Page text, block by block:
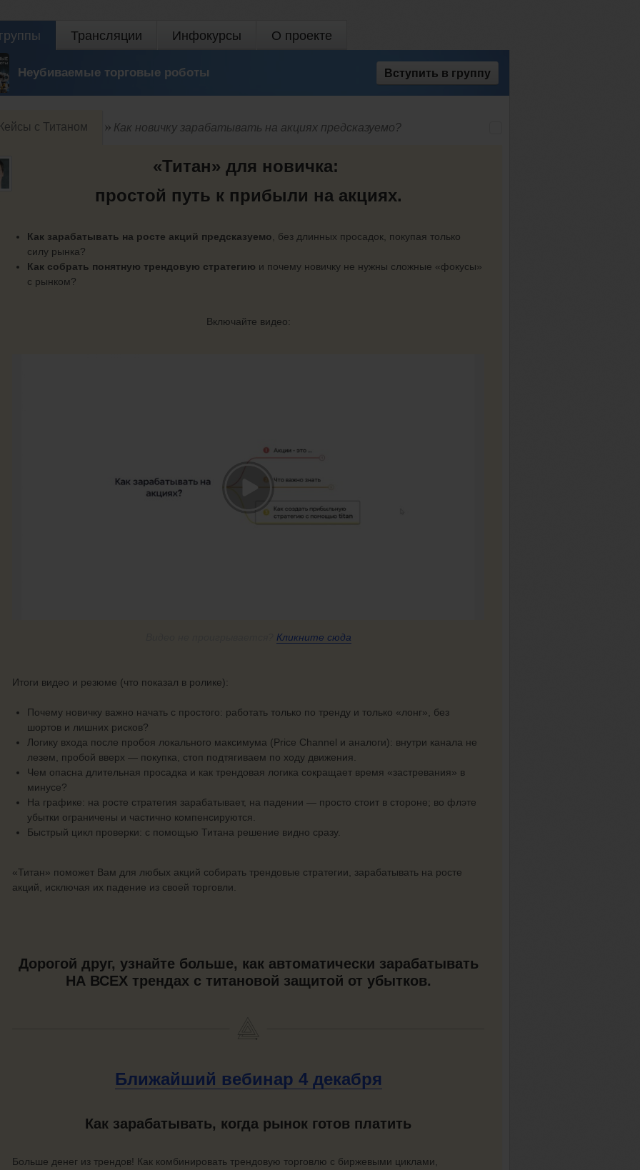
Трансляции Инфокурсы О проекте
Неубиваемые торговые роботы Вступить в группу
с Титаном Как новичку зарабатывать на акциях предсказуемо?
«Титан» для новичка:
простой путь к прибыли на акциях.
Как зарабатывать на росте акций предсказуемо, без длинных просадок, покупая только
силу рынка?
Как собрать понятную трендовую стратегию и почему новичку не нужны сложные «фокусы»
с рынком?
Включайте видео:
Кликните сюда
Итоги видео и резюме (что показал в ролике):
Почему новичку важно начать с простого: работать только по тренду и только «лонг», без
шортов и лишних рисков?
Логику входа после пробоя локального максимума (Price Channel и аналоги): внутри канала не
лезем, пробой вверх — покупка, стоп подтягиваем по ходу движения.
Чем опасна длительная просадка и как трендовая логика сокращает время «застревания» в
минусе?
На графике: на росте стратегия зарабатывает, на падении — просто стоит в стороне; во флэте
убытки ограничены и частично компенсируются.
Быстрый цикл проверки: с помощью Титана решение видно сразу.
«Титан» поможет Вам для любых акций собирать трендовые стратегии, зарабатывать на росте
акций, исключая их падение из своей торговли.
Дорогой друг, узнайте больше, как автоматически зарабатывать
НА ВСЕХ трендах с титановой защитой от убытков.
Ближайший вебинар 4 декабря
Как зарабатывать, когда рынок готов платить
Больше денег из трендов! Как комбинировать трендовую торговлю с биржевыми циклами,